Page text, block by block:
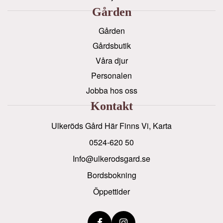
Gården
Gården
Gårdsbutik
Våra djur
Personalen
Jobba hos oss
Kontakt
Ulkeröds Gård Här Finns Vi, Karta
0524-620 50
info@ulkerodsgard.se
Bordsbokning
Öppettider